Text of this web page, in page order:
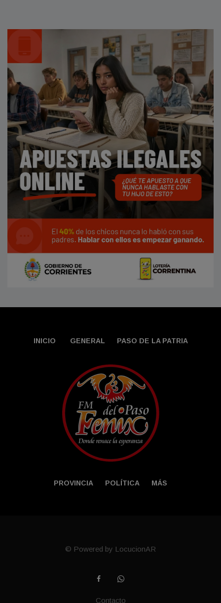
INICIO GENERAL PASO DE LA PATRIA
PROVINCIA POLÍTICA MÁS
© Powered by LocucionAR
Contacto